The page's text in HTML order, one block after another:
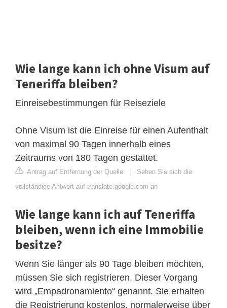
Wie lange kann ich ohne Visum auf
Teneriffa bleiben?
Einreisebestimmungen für Reiseziele
Ohne Visum ist die Einreise für einen Aufenthalt
von maximal 90 Tagen innerhalb eines
Zeitraums von 180 Tagen gestattet.
Antrag auf Entfernung der Quelle | Sehen Sie sich die
vollständige Antwort auf translate.google.com an
Wie lange kann ich auf Teneriffa
bleiben, wenn ich eine Immobilie
besitze?
Wenn Sie länger als 90 Tage bleiben möchten,
müssen Sie sich registrieren. Dieser Vorgang
wird „Empadronamiento“ genannt. Sie erhalten
die Registrierung kostenlos, normalerweise über